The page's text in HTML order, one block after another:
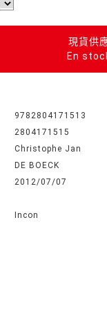
現貨供
En
9782804171513
2804171515
Christophe Jan
DE BOECK
2012/07/07
Incon